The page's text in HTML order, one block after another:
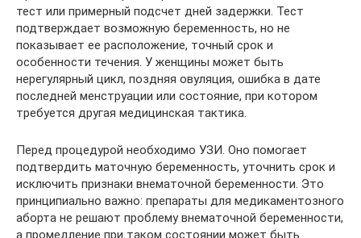
тест или примерный подсчет дней задержки. Тест
подтверждает возможную беременность, но не
показывает ее расположение, точный срок и
особенности течения. У женщины может быть
нерегулярный цикл, поздняя овуляция, ошибка в дате
последней менструации или состояние, при котором
требуется другая медицинская тактика.
Перед процедурой необходимо УЗИ. Оно помогает
подтвердить маточную беременность, уточнить срок и
исключить признаки внематочной беременности. Это
принципиально важно: препараты для медикаментозного
аборта не решают проблему внематочной беременности,
а промедление при таком состоянии может быть